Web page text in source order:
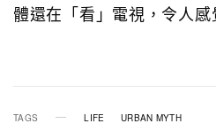
體還在「看」電視，令人感
TAGS LIFE URBAN MYTH